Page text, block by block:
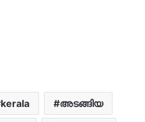
kerala അടങ്ങിയ